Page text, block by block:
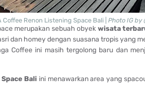
Coffee Renon Listening Space Bali | Photo IG by
merupakan sebuah obyek wisata
dan homey dengan suasana tropis yang
Coffee ini masih tergolong baru dan
Baliini menawarkan area yang